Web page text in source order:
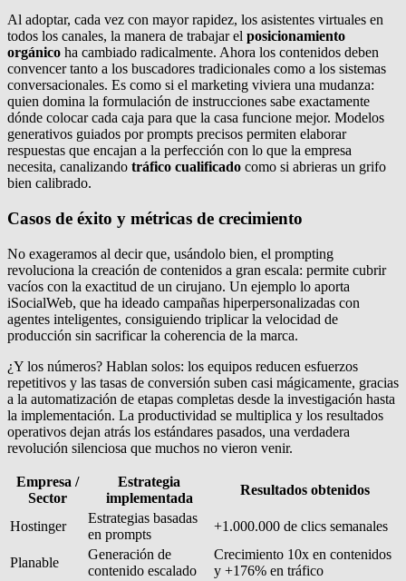
Al adoptar, cada vez con mayor rapidez, los asistentes virtuales en
todos los canales, la manera de trabajar el posicionamiento
orgánico ha cambiado radicalmente. Ahora los contenidos deben
convencer tanto a los buscadores tradicionales como a los sistemas
conversacionales. Es como si el marketing viviera una mudanza:
quien domina la formulación de instrucciones sabe exactamente
dónde colocar cada caja para que la casa funcione mejor. Modelos
generativos guiados por prompts precisos permiten elaborar
respuestas que encajan a la perfección con lo que la empresa
necesita, canalizando tráfico cualificado como si abrieras un grifo
bien calibrado.
Casos de éxito y métricas de crecimiento
No exageramos al decir que, usándolo bien, el prompting
revoluciona la creación de contenidos a gran escala: permite cubrir
vacíos con la exactitud de un cirujano. Un ejemplo lo aporta
iSocialWeb, que ha ideado campañas hiperpersonalizadas con
agentes inteligentes, consiguiendo triplicar la velocidad de
producción sin sacrificar la coherencia de la marca.
¿Y los números? Hablan solos: los equipos reducen esfuerzos
repetitivos y las tasas de conversión suben casi mágicamente, gracias
a la automatización de etapas completas desde la investigación hasta
la implementación. La productividad se multiplica y los resultados
operativos dejan atrás los estándares pasados, una verdadera
revolución silenciosa que muchos no vieron venir.
Empresa /
Sector
Estrategia
implementada
Resultados obtenidos
Hostinger
Estrategias basadas
en prompts
+1.000.000 de clics semanales
Planable
Generación de
contenido escalado
Crecimiento 10x en contenidos
y +176% en tráfico